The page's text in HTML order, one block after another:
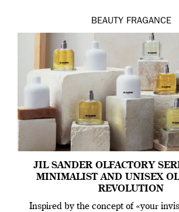
BEAUTY FRAGANCE
JIL SANDER OLFACTORY
MINIMALIST AND UNISEX
REVOLUTION
Inspired by the concept of «your